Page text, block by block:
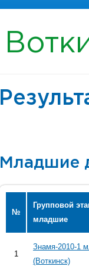
Младшие
№
Групповой
младшие
1
Знамя-2010-1
(Воткинск)